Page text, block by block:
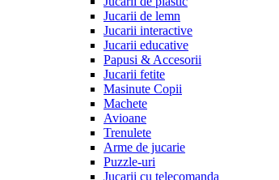
Jucarii de lemn
Jucarii interactive
Jucarii educative
Papusi & Accesorii
Jucarii fetite
Masinute Copii
Machete
Avioane
Trenulete
Arme de jucarie
Puzzle-uri
Jucarii cu telecomanda